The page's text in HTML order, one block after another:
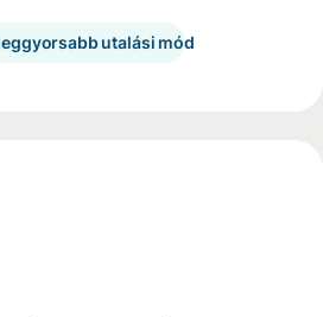
utalási mód